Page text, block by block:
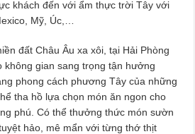
Nhà Phường Hòa Hưng
khách đến với ẩm thực trời Tây với
Mỹ, Úc,…
đất Châu Âu xa xôi, tại Hải Phòng
không gian sang trọng tận hưởng
phong cách phương Tây của những
tha hồ lựa chọn món ăn ngon cho
phú. Có thể thưởng thức món sườn
hảo, mê mẩn với từng thớ thịt